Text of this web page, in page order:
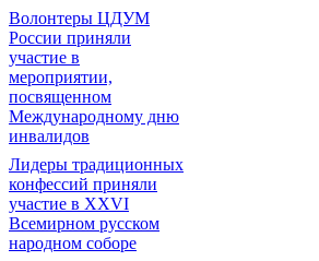
Волонтеры ЦДУМ
России приняли
участие в
мероприятии,
посвященном
Международному дню
инвалидов
Лидеры традиционных
конфессий приняли
участие в XXVI
Всемирном русском
народном соборе